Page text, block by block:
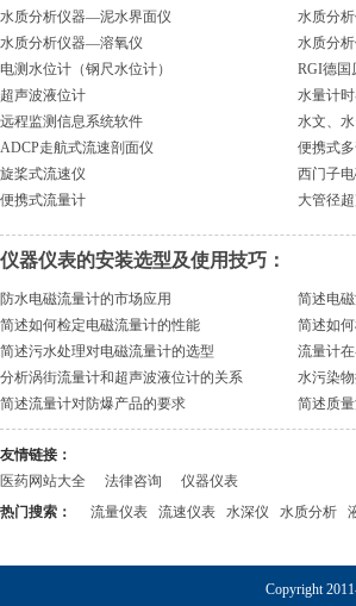
水质分析仪器—泥水界面仪
水质分
水质分析仪器—溶氧仪
水质分
电测水位计（钢尺水位计）
RGI德国
超声波液位计
水量计时
远程监测信息系统软件
水文、
ADCP走航式流速剖面仪
便携式
旋桨式流速仪
西门子
便携式流量计
大管径
仪器仪表的安装选型及使用技巧：
防水电磁流量计的市场应用
简述电
简述如何检定电磁流量计的性能
简述如
简述污水处理对电磁流量计的选型
流量计
分析涡街流量计和超声波液位计的关系
水污染
简述流量计对防爆产品的要求
简述质
友情链接：
医药网站大全
法律咨询
仪器仪表
热门搜索：
流量仪表 流速仪表 水深仪 水质分析
Copyright